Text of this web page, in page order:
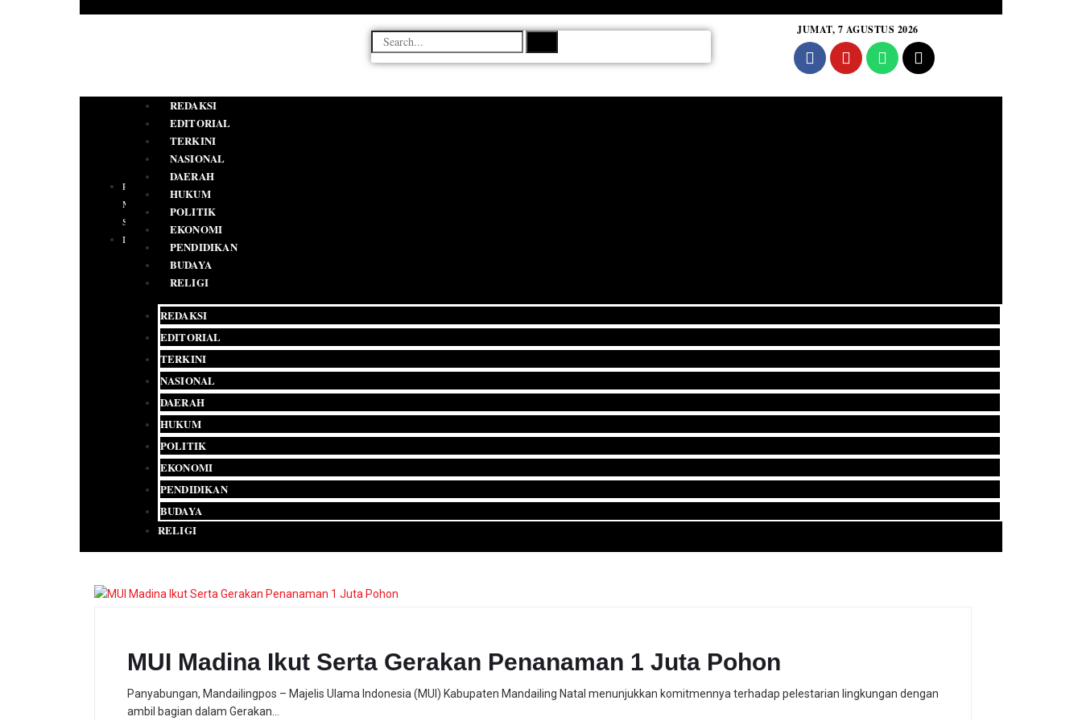
JUMAT, 7 AGUSTUS 2026
PEDOMAN
MEDIA
SIBER
IKLAN
REDAKSI
EDITORIAL
TERKINI
NASIONAL
DAERAH
HUKUM
POLITIK
EKONOMI
PENDIDIKAN
BUDAYA
RELIGI
REDAKSI
EDITORIAL
TERKINI
NASIONAL
DAERAH
HUKUM
POLITIK
EKONOMI
PENDIDIKAN
BUDAYA
RELIGI
MUI Madina Ikut Serta Gerakan Penanaman 1 Juta Pohon
Panyabungan, Mandailingpos – Majelis Ulama Indonesia (MUI) Kabupaten Mandailing Natal menunjukkan komitmennya terhadap pelestarian lingkungan dengan
ambil bagian dalam Gerakan…